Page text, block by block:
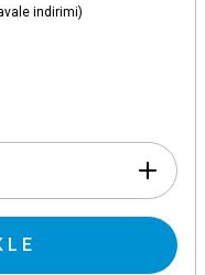
indirimi)